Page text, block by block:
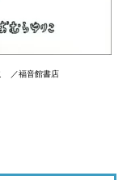
／福音館書店